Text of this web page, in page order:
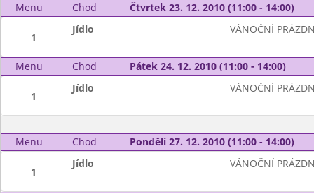
Menu
Chod Čtvrtek 23. 12. 2010 (11:00 - 14:00)
1
Jídlo VÁNOČNÍ
Menu Chod Pátek 24. 12. 2010 (11:00 - 14:00)
1
Jídlo VÁNOČNÍ
Menu Chod Pondělí 27. 12. 2010 (11:00 - 14:00)
1
Jídlo VÁNOČNÍ